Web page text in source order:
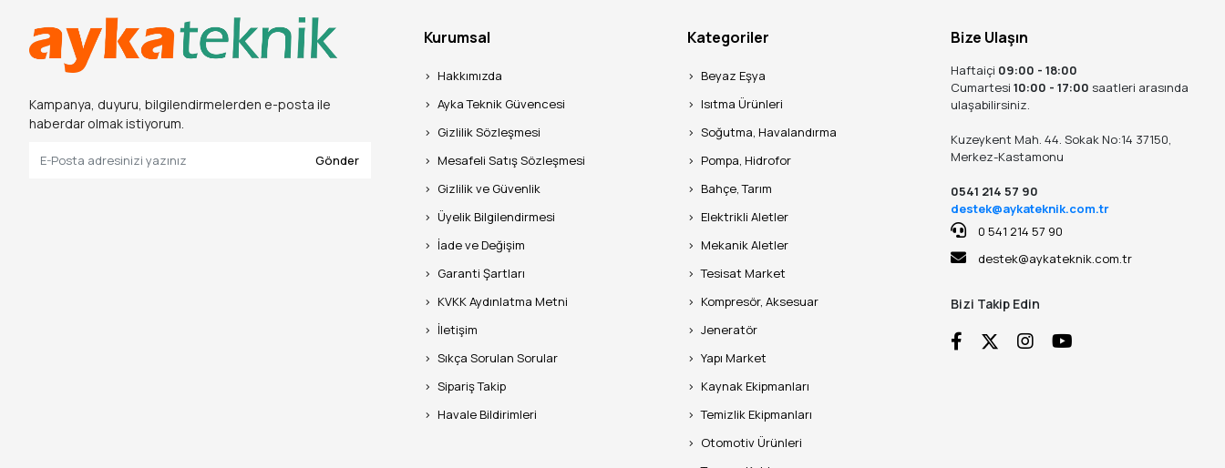
Kampanya, duyuru, bilgilendirmelerden e-posta ile
haberdar olmak istiyorum.
Gönder
Kurumsal
Hakkımızda
Ayka Teknik Güvencesi
Gizlilik Sözleşmesi
Mesafeli Satış Sözleşmesi
Gizlilik ve Güvenlik
Üyelik Bilgilendirmesi
İade ve Değişim
Garanti Şartları
KVKK Aydınlatma Metni
İletişim
Sıkça Sorulan Sorular
Sipariş Takip
Havale Bildirimleri
Kategoriler
Beyaz Eşya
Isıtma Ürünleri
Soğutma, Havalandırma
Pompa, Hidrofor
Bahçe, Tarım
Elektrikli Aletler
Mekanik Aletler
Tesisat Market
Kompresör, Aksesuar
Jeneratör
Yapı Market
Kaynak Ekipmanları
Temizlik Ekipmanları
Otomotiv Ürünleri
Bize Ulaşın
Haftaiçi 09:00 - 18:00
Cumartesi10:00 - 17:00 saatleri arasında
ulaşabilirsiniz.
Kuzeykent Mah. 44. Sokak No:14 37150,
Merkez-Kastamonu
0541 214 57 90
destek@aykateknik.com.tr
0 541 214 57 90
destek@aykateknik.com.tr
Bizi Takip Edin